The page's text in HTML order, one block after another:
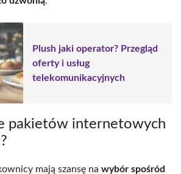
Plush jaki operator? Przegląd
oferty i usług
telekomunikacyjnych
pakietów internetowych
mają szansę na wybór spośród